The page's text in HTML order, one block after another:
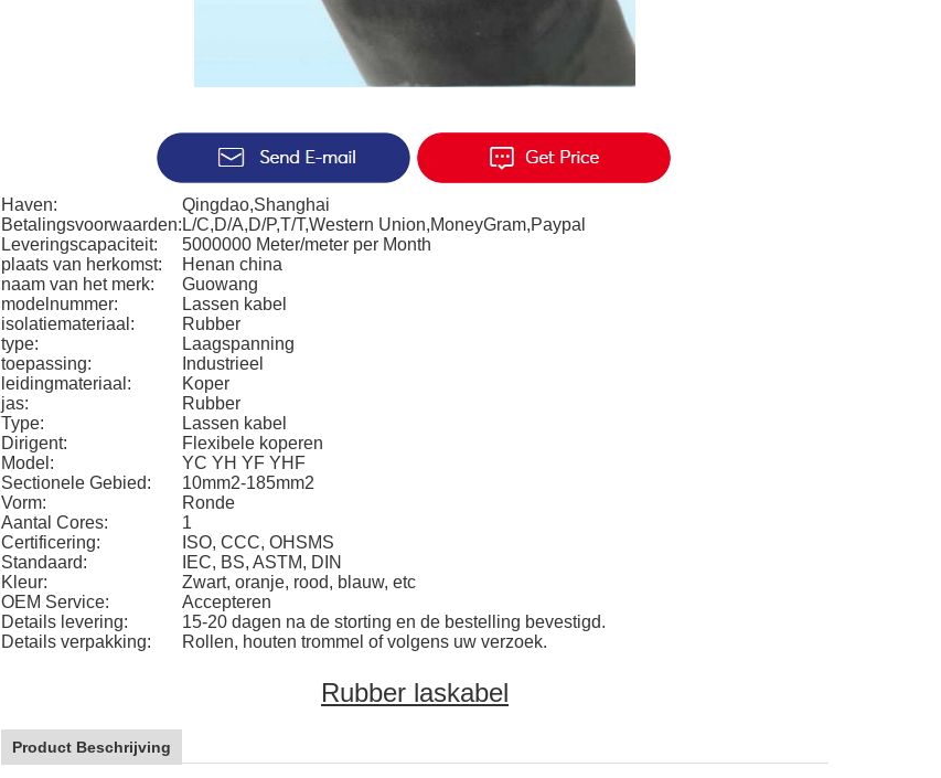
Haven:
Qingdao,Shanghai
Betalingsvoorwaarden: L/C,D/A,D/P,T/T,Western Union,MoneyGram,Paypal
Leveringscapaciteit:
5000000 Meter/meter per Month
plaats van herkomst:
Henan china
naam van het merk:
Guowang
modelnummer:
Lassen kabel
isolatiemateriaal:
Rubber
type:
Laagspanning
toepassing:
Industrieel
leidingmateriaal:
Koper
jas:
Rubber
Type:
Lassen kabel
Dirigent:
Flexibele koperen
Model:
YC YH YF YHF
Sectionele Gebied:
10mm2-185mm2
Vorm:
Ronde
Aantal Cores:
1
Certificering:
ISO, CCC, OHSMS
Standaard:
IEC, BS, ASTM, DIN
Kleur:
Zwart, oranje, rood, blauw, etc
OEM Service:
Accepteren
Details levering:
15-20 dagen na de storting en de bestelling bevestigd.
Details verpakking:
Rollen, houten trommel of volgens uw verzoek.
Rubber laskabel
Product Beschrijving